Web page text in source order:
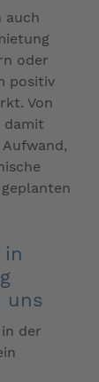
auch
oder
positiv
Von
damit
uns
der